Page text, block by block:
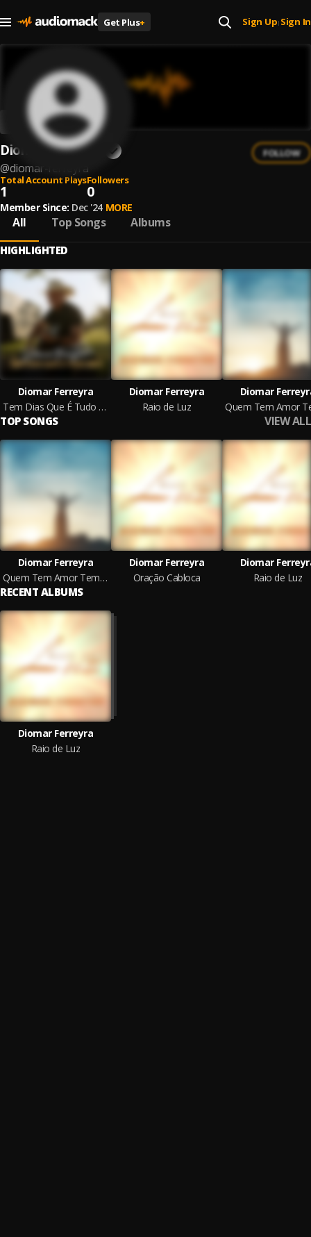
Get Plus+ Sign Up| Sign In
Diomar Ferreyra
@diomar-ferreyra
FOLLOW
Total Account Plays
1
Followers
0
Member Since: Dec '24 MORE
All Top Songs Albums
HIGHLIGHTED
Diomar Ferreyra
Tem Dias Que É Tudo Bem
Diomar Ferreyra
Raio de Luz
Diomar
TOP SONGS VIEW ALL
Diomar Ferreyra
Quem Tem Amor Tem Tudo
Diomar Ferreyra
Oração Cabloca
Diomar
Raio de Luz
RECENT ALBUMS
Diomar Ferreyra
Raio de Luz